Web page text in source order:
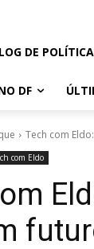
DE
DF
Tech com
com Eldo